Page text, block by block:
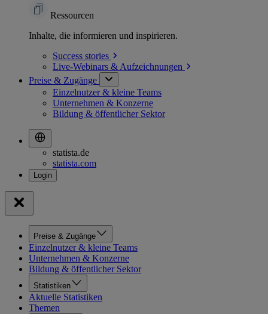
Ressourcen
Inhalte, die informieren und inspirieren.
Success stories
Live-Webinars & Aufzeichnungen
Preise & Zugänge
Einzelnutzer & kleine Teams
Unternehmen & Konzerne
Bildung & öffentlicher Sektor
statista.de
statista.com
Preise & Zugänge
Einzelnutzer & kleine Teams
Unternehmen & Konzerne
Bildung & öffentlicher Sektor
Statistiken
Aktuelle Statistiken
Themen